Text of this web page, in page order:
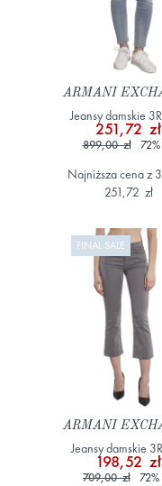
ARMANI
Jeansy damskie
Y3NYZ
251,72 zł
899,00 zł 72%
Najniższa cena z
251,72 zł
FINAL SALE
ARMANI
Jeansy damskie
Y2VLZ Szary/
198,52 zł
709,00 zł 72%